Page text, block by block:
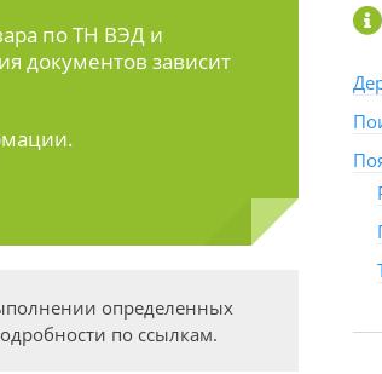
по ТН ВЭД и
документов зависит
определенных
по ссылкам.